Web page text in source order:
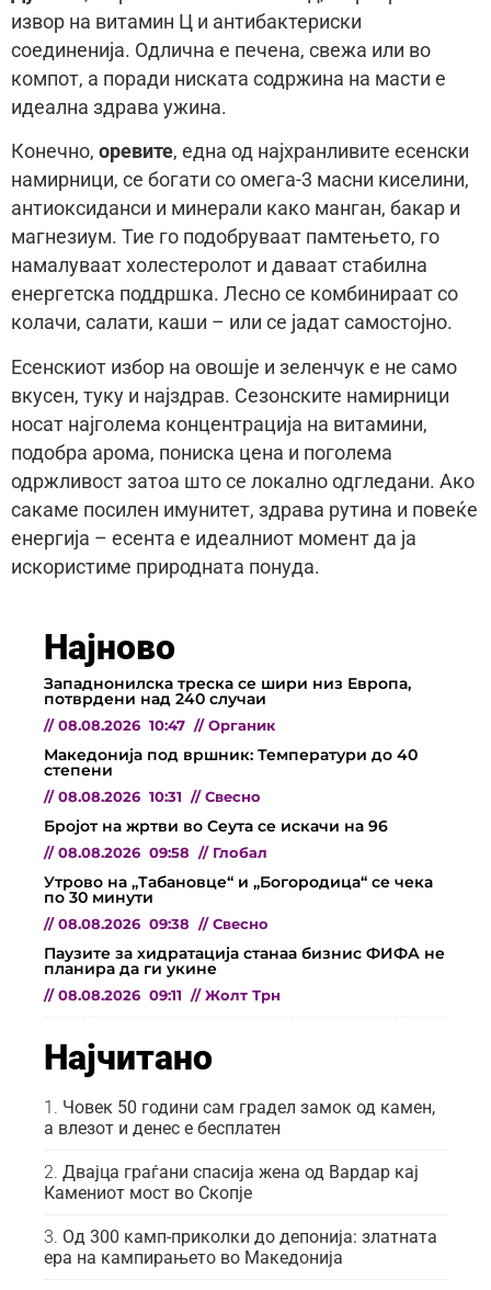
извор на витамин Ц и антибактериски
соединенија. Одлична е печена, свежа или во
компот, а поради ниската содржина на масти е
идеална здрава ужина.
Конечно, оревите, една од најхранливите есенски
намирници, се богати со омега-3 масни киселини,
антиоксиданси и минерали како манган, бакар и
магнезиум. Тие го подобруваат памтењето, го
намалуваат холестеролот и даваат стабилна
енергетска поддршка. Лесно се комбинираат со
колачи, салати, каши – или се јадат самостојно.
Есенскиот избор на овошје и зеленчук е не само
вкусен, туку и најздрав. Сезонските намирници
носат најголема концентрација на витамини,
подобра арома, пониска цена и поголема
одржливост затоа што се локално одгледани. Ако
сакаме посилен имунитет, здрава рутина и повеќе
енергија – есента е идеалниот момент да ја
искористиме природната понуда.
Најново
Западнонилска треска се шири низ Европа,
потврдени над 240 случаи
// 08.08.2026 10:47 // Органик
Македонија под вршник: Температури до 40
степени
// 08.08.2026 10:31 // Свесно
Бројот на жртви во Сеута се искачи на 96
// 08.08.2026 09:58 // Глобал
Утрово на „Табановце“ и „Богородица“ се чека
по 30 минути
// 08.08.2026 09:38 // Свесно
Паузите за хидратација станаа бизнис ФИФА не
планира да ги укине
// 08.08.2026 09:11 // Жолт Трн
Најчитано
Човек 50 години сам градел замок од камен,
а влезот и денес е бесплатен
Двајца граѓани спасија жена од Вардар кај
Камениот мост во Скопје
Од 300 камп-приколки до депонија: златната
ера на кампирањето во Македонија